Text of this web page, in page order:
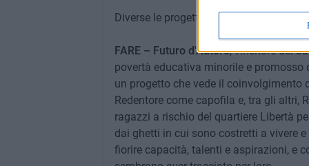
Diverse le progettualità in corso avviate
FARE – Futuro d'Autore, vincitore del
povertà educativa minorile e promosso
un progetto che vede il coinvolgimento
Redentore come capofila e, tra gli altri,
ragazzi a rischio del quartiere Libertà
dai ghetti in cui sono costretti a vivere
fiorire capacità, talenti e aspirazioni, e